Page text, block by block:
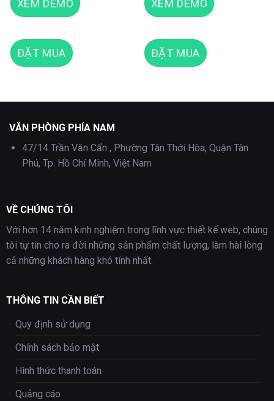
XEM DEMO
ĐẶT MUA
XEM DEMO
ĐẶT MUA
Theme wordpress flatsome trang trí 01
VĂN PHÒNG PHÍA NAM
47/14 Trần Văn Cẩn , Phường Tân Thới Hòa, Quận Tân
Phú, Tp. Hồ Chí Minh, Việt Nam
VỀ CHÚNG TÔI
Với hơn 14 năm kinh nghiệm trong lĩnh vực thiết kế web, chúng
tôi tự tin cho ra đời những sản phẩm chất lượng, làm hài lòng
cả những khách hàng khó tính nhất.
THÔNG TIN CẦN BIẾT
Quy định sử dụng
Chính sách bảo mật
Hình thức thanh toán
Quảng cáo